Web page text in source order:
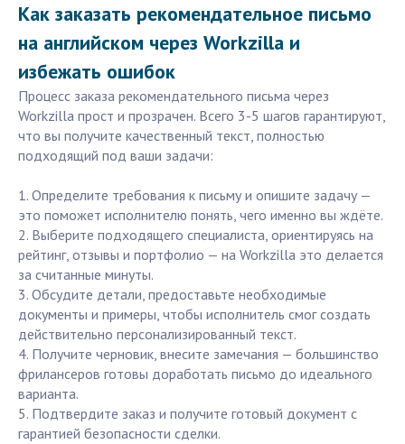
Как заказать рекомендательное письмо
на английском через Workzilla и
избежать ошибок
Процесс заказа рекомендательного письма через
Workzilla прост и прозрачен. Всего 3-5 шагов гарантируют,
что вы получите качественный текст, полностью
подходящий под ваши задачи:
1. Определите требования к письму и опишите задачу —
это поможет исполнителю понять, чего именно вы ждёте.
2. Выберите подходящего специалиста, ориентируясь на
рейтинг, отзывы и портфолио — на Workzilla это делается
за считанные минуты.
3. Обсудите детали, предоставьте необходимые
документы и примеры, чтобы исполнитель смог создать
действительно персонализированный текст.
4. Получите черновик, внесите замечания — большинство
фрилансеров готовы доработать письмо до идеального
варианта.
5. Подтвердите заказ и получите готовый документ с
гарантией безопасности сделки.